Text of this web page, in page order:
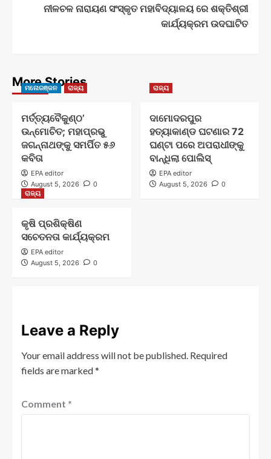
ନୀଳଚଳ ନାରାୟଣ ସଂସ୍କୃତ ମହାବିଦ୍ୟାଳୟ ରେ ଶକ୍ତିଶ୍ରୀ
କାର୍ଯ୍ୟକ୍ରମ ଉଦଘାଟିତ
More Stories
ମନୋରଞ୍ଜନ ରାଜ୍ୟ
ମର୍ତ୍ତ୍ୟବୈକୁଣ୍ଠ’
ଉନ୍ମୋଚିତ; ମହାପ୍ରଭୁ
ଜଗନ୍ନାଥଙ୍କୁ ସମର୍ପିତ ୫୬
କବିତା
EPA editor
August 5, 2026
0
ରାଜ୍ୟ
ଦାମୋଦରପୁର
ହତ୍ୟାକାଣ୍ଡ ଘଟଣାର 72
ଘଣ୍ଟା ପରେ ଅପରାଧୀଙ୍କୁ
ବାନ୍ଧିଲା ପୋଲିସ୍
EPA editor
August 5, 2026
0
ରାଜ୍ୟ
କୃଷି ପ୍ରଶିକ୍ଷିଣ
ସଚେତନତା କାର୍ଯ୍ୟକ୍ରମ
EPA editor
August 5, 2026
0
Leave a Reply
Your email address will not be published. Required
fields are marked*
Comment *